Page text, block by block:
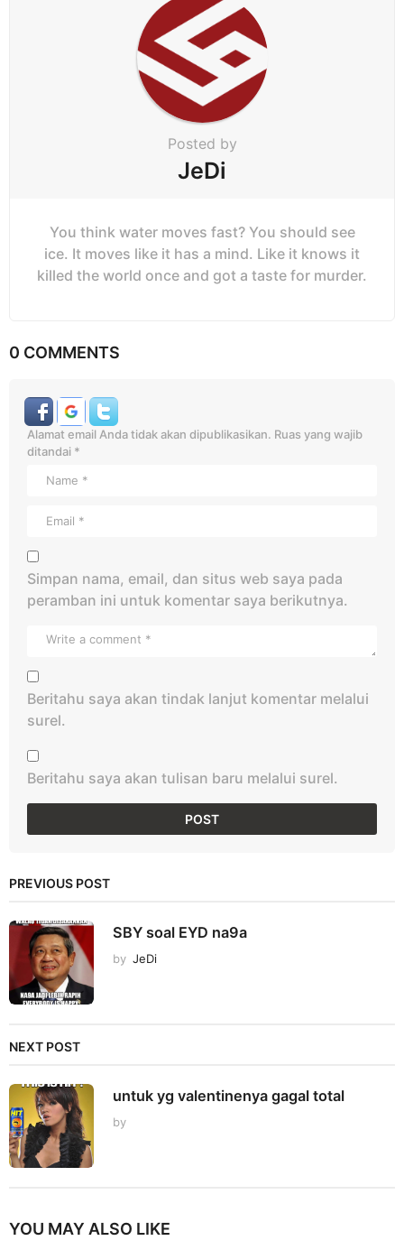
Posted by
JeDi
You think water moves fast? You should see
ice. It moves like it has a mind. Like it knows it
killed the world once and got a taste for murder.
0 COMMENTS
Alamat email Anda tidak akan dipublikasikan. Ruas yang wajib
ditandai *
Simpan nama, email, dan situs web saya pada
peramban ini untuk komentar saya berikutnya.
Beritahu saya akan tindak lanjut komentar melalui
surel.
Beritahu saya akan tulisan baru melalui surel.
PREVIOUS POST
SBY soal EYD na9a
by JeDi
NEXT POST
untuk yg valentinenya gagal total
by
YOU MAY ALSO LIKE